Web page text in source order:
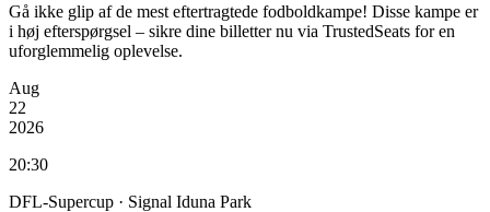
Gå ikke glip af de mest eftertragtede fodboldkampe! Disse kampe er
i høj efterspørgsel – sikre dine billetter nu via TrustedSeats for en
uforglemmelig oplevelse.
Aug
22
2026
20:30
DFL-Supercup · Signal Iduna Park